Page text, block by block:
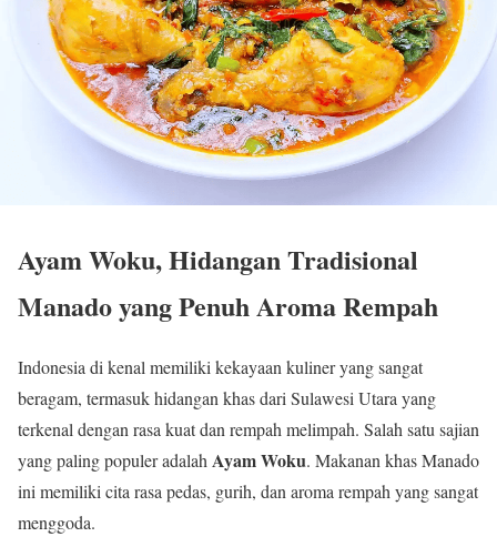
Ayam Woku, Hidangan Tradisional
Manado yang Penuh Aroma Rempah
Indonesia di kenal memiliki kekayaan kuliner yang sangat
beragam, termasuk hidangan khas dari Sulawesi Utara yang
terkenal dengan rasa kuat dan rempah melimpah. Salah satu sajian
yang paling populer adalah Ayam Woku. Makanan khas Manado
ini memiliki cita rasa pedas, gurih, dan aroma rempah yang sangat
menggoda.